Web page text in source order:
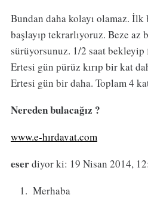
Bundan daha kolayı olamaz. İlk
başlayıp tekrarlıyoruz. Beze az
sürüyorsunuz. 1/2 saat bekleyip
Ertesi gün pürüz kırıp bir kat
Ertesi gün bir daha. Toplam 4
Nereden bulacağız ?
www.e-hırdavat.com
eserdiyor ki: 19 Nisan 2014,
Merhaba